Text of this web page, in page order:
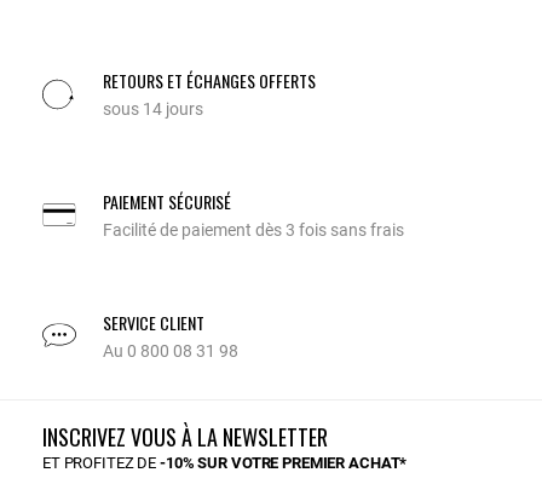
RETOURS ET ÉCHANGES OFFERTS
sous 14 jours
PAIEMENT SÉCURISÉ
Facilité de paiement dès 3 fois sans frais
SERVICE CLIENT
Au 0 800 08 31 98
INSCRIVEZ VOUS À LA NEWSLETTER
ET PROFITEZ DE-10% SUR VOTRE PREMIER ACHAT*